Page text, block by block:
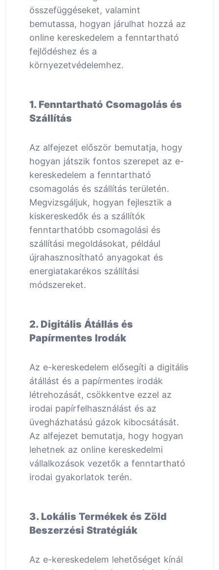
összefüggéseket, valamint
bemutassa, hogyan járulhat hozzá az
online kereskedelem a fenntartható
fejlődéshez és a
környezetvédelemhez.
1. Fenntartható Csomagolás és
Szállítás
Az alfejezet először bemutatja, hogy
hogyan játszik fontos szerepet az e-
kereskedelem a fenntartható
csomagolás és szállítás területén.
Megvizsgáljuk, hogyan fejlesztik a
kiskereskedők és a szállítók
fenntarthatóbb csomagolási és
szállítási megoldásokat, például
újrahasznosítható anyagokat és
energiatakarékos szállítási
módszereket.
2. Digitális Átállás és
Papírmentes Irodák
Az e-kereskedelem elősegíti a digitális
átállást és a papírmentes irodák
létrehozását, csökkentve ezzel az
irodai papírfelhasználást és az
üvegházhatású gázok kibocsátását.
Az alfejezet bemutatja, hogy hogyan
lehetnek az online kereskedelmi
vállalkozások vezetők a fenntartható
irodai gyakorlatok terén.
3. Lokális Termékek és Zöld
Beszerzési Stratégiák
Az e-kereskedelem lehetőséget kínál